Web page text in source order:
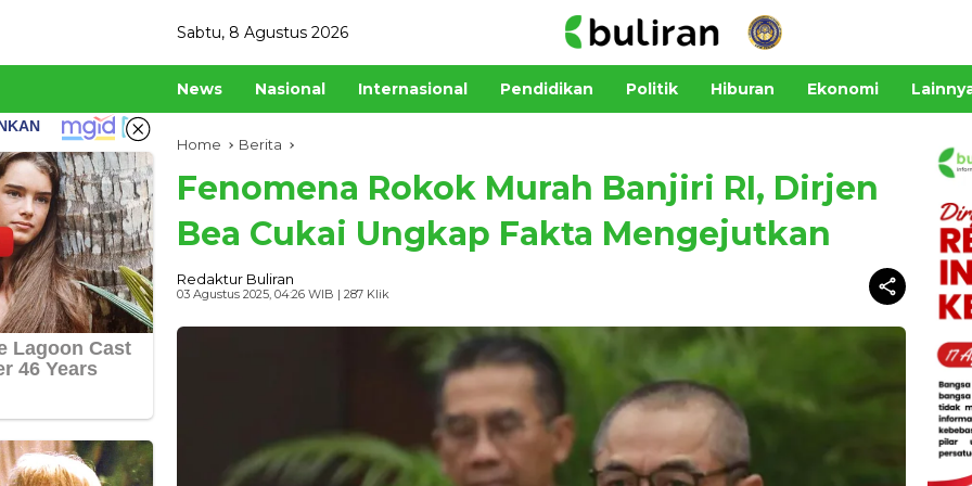
Sabtu, 8 Agustus 2026
News Nasional Internasional Pendidikan Politik Hiburan Ekonomi
Home Berita
Fenomena Rokok Murah Banjiri RI, Dirjen
Bea Cukai Ungkap Fakta Mengejutkan
Redaktur Buliran
03 Agustus 2025, 04:26 WIB | 287 Klik